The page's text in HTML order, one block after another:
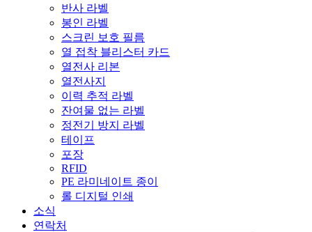
반사 라벨
봉인 라벨
스크린 보호 필름
열 접착 블리스터 카드
열전사 리본
열전사지
이력 추적 라벨
잔여물 없는 라벨
정전기 방지 라벨
테이프
포장
RFID
PE 라미네이트 종이
롤 디지털 인쇄
소식
연락처